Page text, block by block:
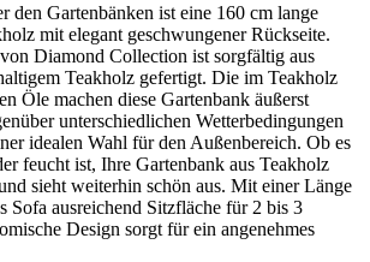
den Gartenbänken ist eine 160 cm lange
mit elegant geschwungener Rückseite.
Diamond Collection ist sorgfältig aus
Teakholz gefertigt. Die im Teakholz
Öle machen diese Gartenbank äußerst
unterschiedlichen Wetterbedingungen
idealen Wahl für den Außenbereich. Ob es
feucht ist, Ihre Gartenbank aus Teakholz
sieht weiterhin schön aus. Mit einer Länge
Sofa ausreichend Sitzfläche für 2 bis 3
Design sorgt für ein angenehmes